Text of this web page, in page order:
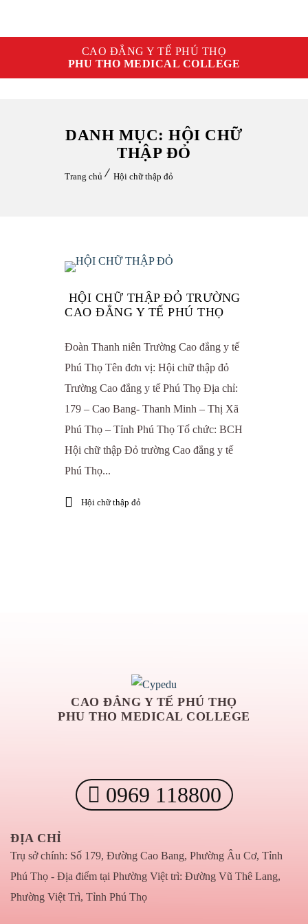
CAO ĐẲNG Y TẾ PHÚ THỌ
PHU THO MEDICAL COLLEGE
DANH MỤC: HỘI CHỮ
THẬP ĐỎ
Trang chủ Hội chữ thập đỏ
HỘI CHỮ THẬP ĐỎ TRƯỜNG
CAO ĐẲNG Y TẾ PHÚ THỌ
Đoàn Thanh niên Trường Cao đẳng y tế
Phú Thọ Tên đơn vị: Hội chữ thập đỏ
Trường Cao đẳng y tế Phú Thọ Địa chỉ:
179 – Cao Bang- Thanh Minh – Thị Xã
Phú Thọ – Tỉnh Phú Thọ Tổ chức: BCH
Hội chữ thập Đỏ trường Cao đẳng y tế
Phú Thọ...
Hội chữ thập đỏ
CAO ĐẲNG Y TẾ PHÚ THỌ
PHU THO MEDICAL COLLEGE
0969 118800
ĐỊA CHỈ
Trụ sở chính: Số 179, Đường Cao Bang, Phường Âu Cơ, Tỉnh
Phú Thọ - Địa điểm tại Phường Việt trì: Đường Vũ Thê Lang,
Phường Việt Trì, Tỉnh Phú Thọ